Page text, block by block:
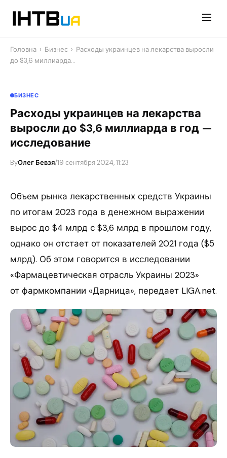
Головна › Бизнес › Расходы украинцев на лекарства выросли
до $3,6 миллиарда…
БИЗНЕС
Расходы украинцев на лекарства
выросли до $3,6 миллиарда в год —
исследование
ByОлег Бевзя/19 сентября 2024, 11:23
Объем рынка лекарственных средств Украины
по итогам 2023 года в денежном выражении
вырос до $4 млрд с $3,6 млрд в прошлом году,
однако он отстает от показателей 2021 года ($5
млрд). Об этом говорится в исследовании
«Фармацевтическая отрасль Украины 2023»
от фармкомпании «Дарница», передает LIGA.net.